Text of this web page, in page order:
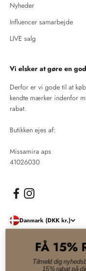
Nyheder
Influencer samarbejde
LIVE salg
Vi elsker at gøre en
Derfor er vi gode til at
kendte mærker indenfor
rabat.
Butikken ejes af:
Missamira aps
41026030
Danmark (DKK kr.)
© 2026, Damernes Outlet.
FÅ 15%
Tilmeld dig
15% rabat på